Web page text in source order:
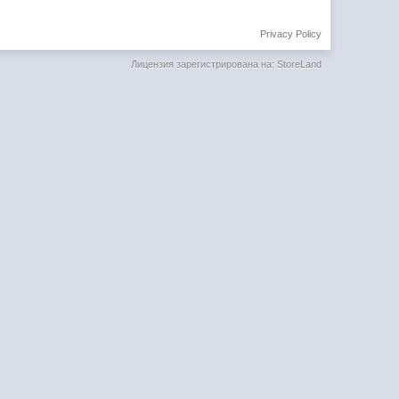
Privacy Policy
Лицензия зарегистрирована на: StoreLand